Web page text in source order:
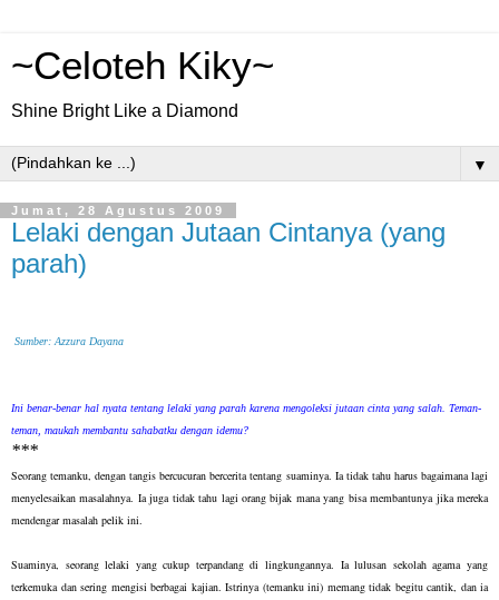
~Celoteh Kiky~
Shine Bright Like a Diamond
▼
Jumat, 28 Agustus 2009
Lelaki dengan Jutaan Cintanya (yang
parah)
Sumber: Azzura Dayana
Ini benar-benar hal nyata tentang lelaki yang parah karena mengoleksi jutaan cinta yang salah. Teman-
teman, maukah membantu sahabatku dengan idemu?
***
Seorang temanku, dengan tangis bercucuran bercerita tentang suaminya. Ia tidak tahu harus bagaimana lagi
menyelesaikan masalahnya. Ia juga tidak tahu lagi orang bijak mana yang bisa membantunya jika mereka
mendengar masalah pelik ini.
Suaminya, seorang lelaki yang cukup terpandang di lingkungannya. Ia lulusan sekolah agama yang
terkemuka dan sering mengisi berbagai kajian. Istrinya (temanku ini) memang tidak begitu cantik, dan ia